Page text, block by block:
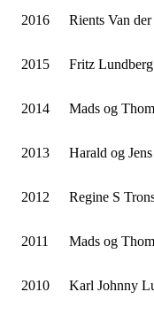
2016 Rients Van
2015 Fritz Lundberg
2014 Mads og
2013 Harald og
2012 Regine S
2011 Mads og
2010 Karl Johnny